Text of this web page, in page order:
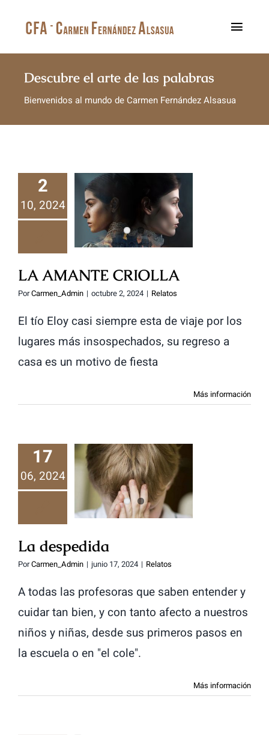
contenido
Inicio
Sobre mí
Blog
Contacto
Descubre el arte de las palabras
Bienvenidos al mundo de Carmen Fernández Alsasua
2
10, 2024
LA AMANTE
CRIOLLA
LA AMANTE CRIOLLA
PorCarmen_Admin | octubre 2, 2024 | Relatos
El tío Eloy casi siempre esta de viaje por los
lugares más insospechados, su regreso a
casa es un motivo de fiesta
Más información
17
06, 2024
La despedida
La despedida
PorCarmen_Admin | junio 17, 2024 | Relatos
A todas las profesoras que saben entender y
cuidar tan bien, y con tanto afecto a nuestros
niños y niñas, desde sus primeros pasos en
la escuela o en "el cole".
Más información